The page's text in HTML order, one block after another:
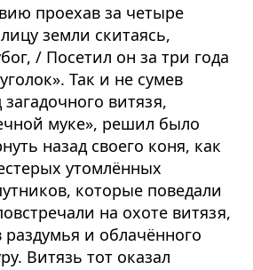
проехав за четыре
земли скитаясь,
/ Посетил он за три года
Так и не сумев
витязя,
муке», решил было
назад своего коня, как
утомлённых
которые поведали
на охоте витязя,
раздумья и облачённого
Витязь тот оказал